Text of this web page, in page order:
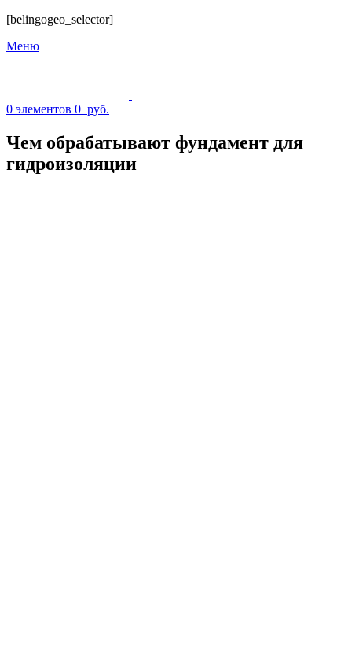
[belingogeo_selector]
Меню
0 элементов 0 руб.
Чем обрабатывают фундамент для
гидроизоляции